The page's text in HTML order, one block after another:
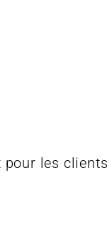
pour les clients